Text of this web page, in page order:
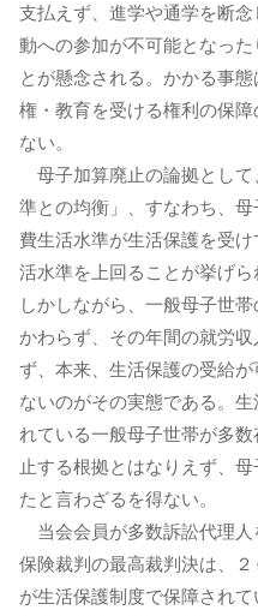
支払えず、進学や通学を断
動への参加が不可能となっ
とが懸念される。かかる事
権・教育を受ける権利の保
ない。
母子加算廃止の論拠として
準との均衡」、すなわち、
費生活水準が生活保護を受
活水準を上回ることが挙げら
しかしながら、一般母子世
かわらず、その年間の就労
ず、本来、生活保護の受給
ないのがその実態である。
れている一般母子世帯が多
止する根拠とはなりえず、
たと言わざるを得ない。
当会会員が多数訴訟代理人
保険裁判の最高裁判決は、
が生活保護制度で保障され